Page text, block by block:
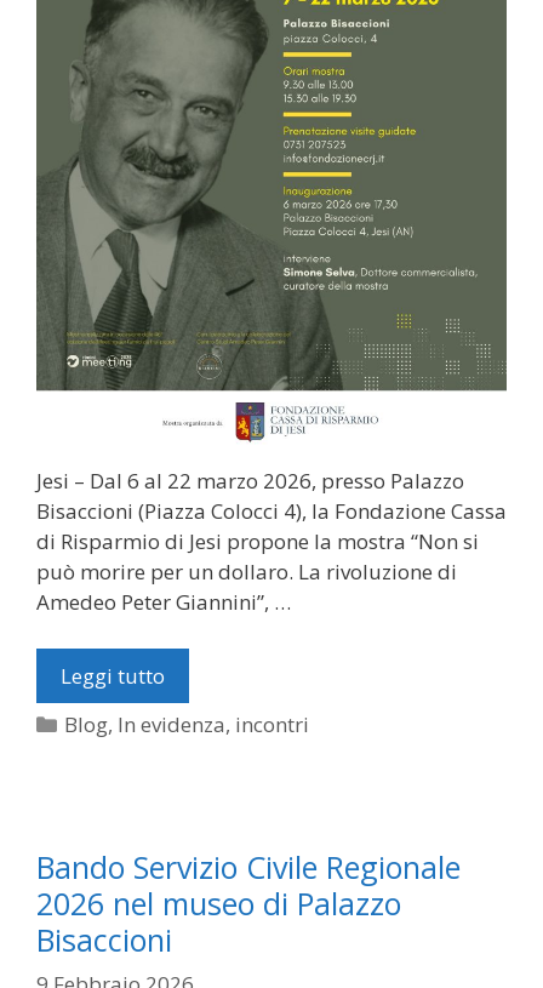
Jesi – Dal 6 al 22 marzo 2026, presso Palazzo
Bisaccioni (Piazza Colocci 4), la Fondazione Cassa
di Risparmio di Jesi propone la mostra “Non si
può morire per un dollaro. La rivoluzione di
Amedeo Peter Giannini”, …
Leggi tutto
Categorie
Blog, In evidenza, incontri
Bando Servizio Civile Regionale
2026 nel museo di Palazzo
Bisaccioni